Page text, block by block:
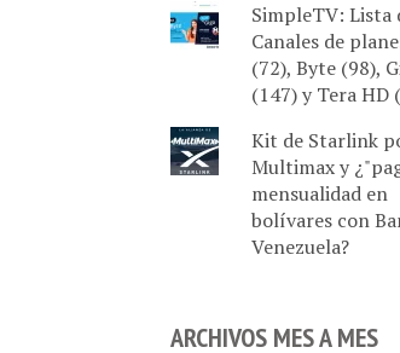
SimpleTV: Lista
Canales de
(72), Byte (98),
(147) y Tera HD
Kit de Starlink
Multimax y
mensualidad en
bolívares con
Venezuela?
ARCHIVOS MES A MES